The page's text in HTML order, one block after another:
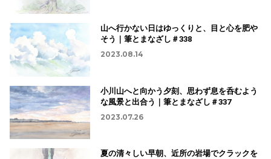
山へ行かない日はゆっくりと、目と心を肥や
そう｜筆とまなざし＃338
2023.08.14
小川山へと向かう夕刻、思わず息を呑むよう
な風景と出合う｜筆とまなざし＃337
2023.07.26
夏の清々しい早朝、近所の岩場でクラックを